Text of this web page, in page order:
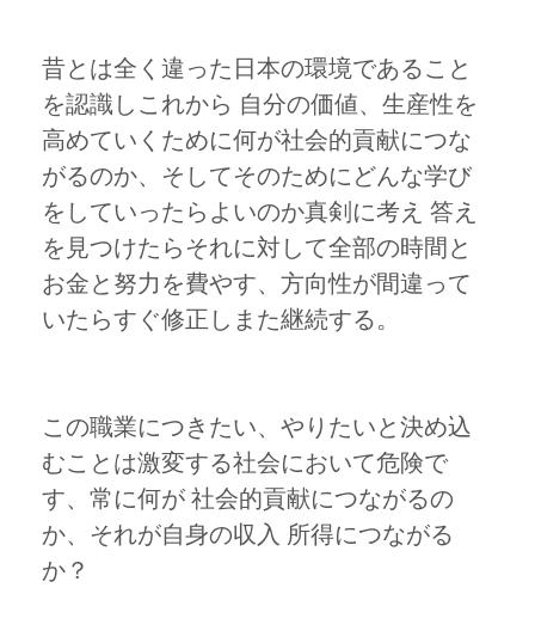
昔とは全く違った日本の環境であること
を認識しこれから 自分の価値、生産性を
高めていくために何が社会的貢献につな
がるのか、そしてそのためにどんな学び
をしていったらよいのか真剣に考え 答え
を見つけたらそれに対して全部の時間と
お金と努力を費やす、方向性が間違って
いたらすぐ修正しまた継続する。
この職業につきたい、やりたいと決め込
むことは激変する社会において危険で
す、常に何が 社会的貢献につながるの
か、それが自身の収入 所得につながる
か？